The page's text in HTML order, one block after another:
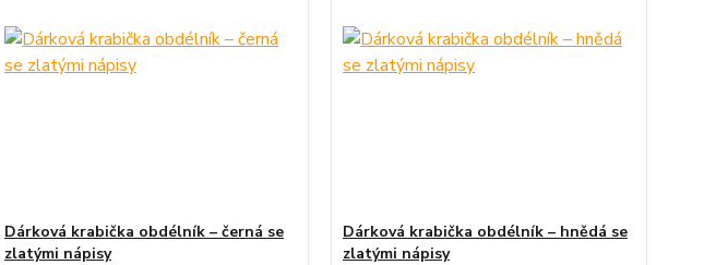
Dárková krabička obdélník – černá se
zlatými nápisy
Dárková krabička obdélník – hnědá se
zlatými nápisy